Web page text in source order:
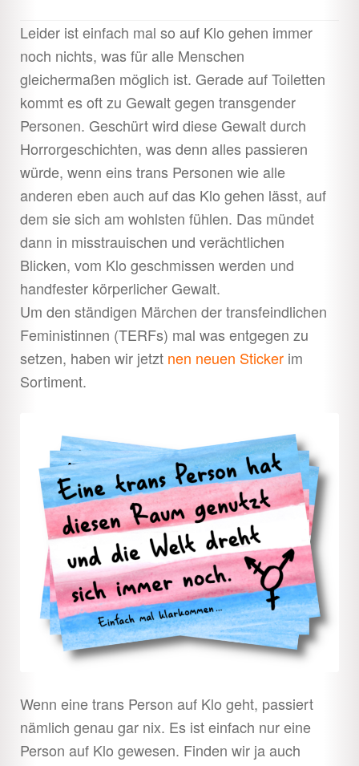
Leider ist einfach mal so auf Klo gehen immer
noch nichts, was für alle Menschen
gleichermaßen möglich ist. Gerade auf Toiletten
kommt es oft zu Gewalt gegen transgender
Personen. Geschürt wird diese Gewalt durch
Horrorgeschichten, was denn alles passieren
würde, wenn eins trans Personen wie alle
anderen eben auch auf das Klo gehen lässt, auf
dem sie sich am wohlsten fühlen. Das mündet
dann in misstrauischen und verächtlichen
Blicken, vom Klo geschmissen werden und
handfester körperlicher Gewalt.
Um den ständigen Märchen der transfeindlichen
Feministinnen (TERFs) mal was entgegen zu
setzen, haben wir jetzt nen neuen Sticker im
Sortiment.
Wenn eine trans Person auf Klo geht, passiert
nämlich genau gar nix. Es ist einfach nur eine
Person auf Klo gewesen. Finden wir ja auch